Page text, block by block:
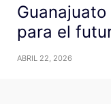
para el
ABRIL 22, 2026